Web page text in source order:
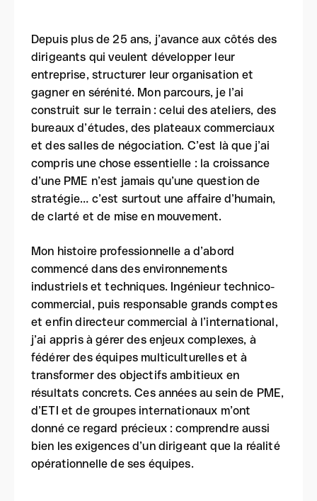
Depuis plus de 25 ans, j’avance aux côtés des
dirigeants qui veulent développer leur
entreprise, structurer leur organisation et
gagner en sérénité. Mon parcours, je l’ai
construit sur le terrain : celui des ateliers, des
bureaux d’études, des plateaux commerciaux
et des salles de négociation. C’est là que j’ai
compris une chose essentielle : la croissance
d’une PME n’est jamais qu’une question de
stratégie… c’est surtout une affaire d’humain,
de clarté et de mise en mouvement.
Mon histoire professionnelle a d’abord
commencé dans des environnements
industriels et techniques. Ingénieur technico-
commercial, puis responsable grands comptes
et enfin directeur commercial à l’international,
j’ai appris à gérer des enjeux complexes, à
fédérer des équipes multiculturelles et à
transformer des objectifs ambitieux en
résultats concrets. Ces années au sein de PME,
d’ETI et de groupes internationaux m’ont
donné ce regard précieux : comprendre aussi
bien les exigences d’un dirigeant que la réalité
opérationnelle de ses équipes.